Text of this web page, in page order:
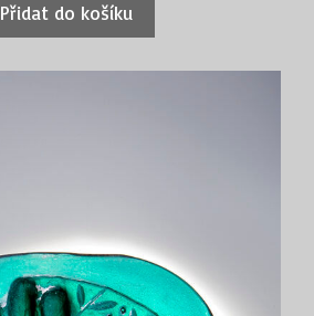
Přidat do košíku